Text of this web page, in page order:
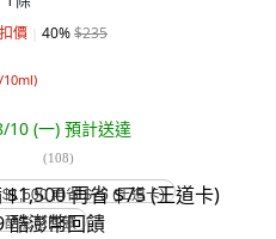
價 40%$235
10ml)
10 (一) 預計送達
(108)
$1,500 再省 $75 (王道卡)
酷澎幣回饋